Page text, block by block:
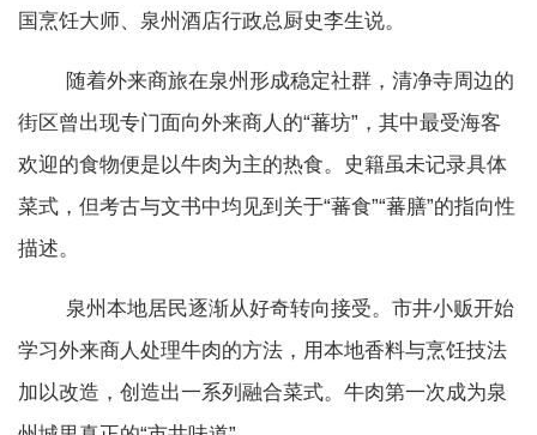
国烹饪大师、泉州酒店行政总厨史李生说。
随着外来商旅在泉州形成稳定社群，清净寺周边的
街区曾出现专门面向外来商人的“蕃坊”，其中最受海客
欢迎的食物便是以牛肉为主的热食。史籍虽未记录具体
菜式，但考古与文书中均见到关于“蕃食”“蕃膳”的指向性
描述。
泉州本地居民逐渐从好奇转向接受。市井小贩开始
学习外来商人处理牛肉的方法，用本地香料与烹饪技法
加以改造，创造出一系列融合菜式。牛肉第一次成为泉